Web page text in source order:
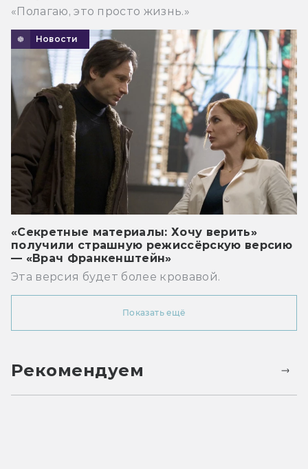
«Полагаю, это просто жизнь.»
Новости
«Секретные материалы: Хочу верить»
получили страшную режиссёрскую версию
— «Врач Франкенштейн»
Эта версия будет более кровавой.
Показать ещё
Рекомендуем